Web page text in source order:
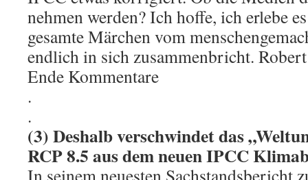
nehmen werden? Ich hoffe, ich erlebe
gesamte Märchen vom
endlich in sich zusammenbricht.
Ende Kommentare
.
.
(3) Deshalb verschwindet das
RCP 8.5 aus dem neuen IPCC
In seinem neuesten Sachstandsbericht